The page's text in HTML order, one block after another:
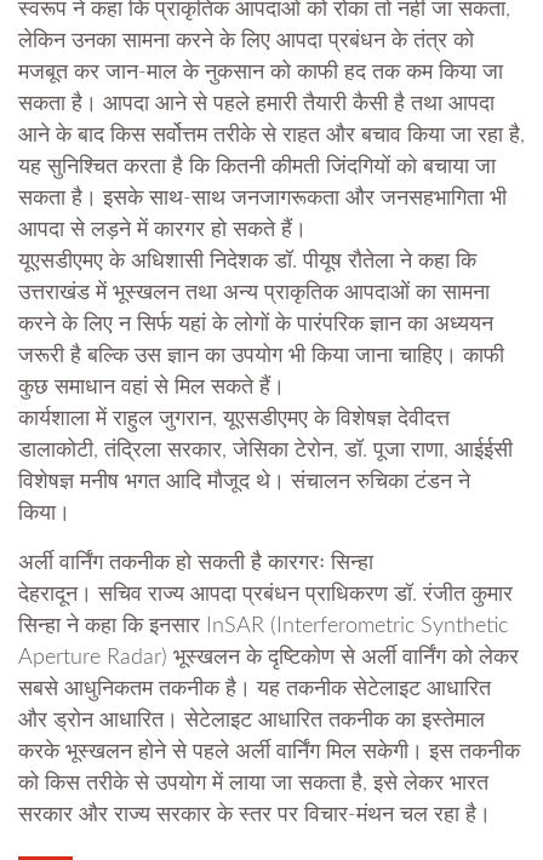
स्वरूप ने कहा कि प्राकृतिक आपदाओं को रोका तो नहीं जा सकता,
लेकिन उनका सामना करने के लिए आपदा प्रबंधन के तंत्र को
मजबूत कर जान-माल के नुकसान को काफी हद तक कम किया जा
सकता है। आपदा आने से पहले हमारी तैयारी कैसी है तथा आपदा
आने के बाद किस सर्वोत्तम तरीके से राहत और बचाव किया जा रहा है,
यह सुनिश्चित करता है कि कितनी कीमती जिंदगियों को बचाया जा
सकता है। इसके साथ-साथ जनजागरूकता और जनसहभागिता भी
आपदा से लड़ने में कारगर हो सकते हैं।
यूएसडीएमए के अधिशासी निदेशक डॉ. पीयूष रौतेला ने कहा कि
उत्तराखंड में भूस्खलन तथा अन्य प्राकृतिक आपदाओं का सामना
करने के लिए न सिर्फ यहां के लोगों के पारंपरिक ज्ञान का अध्ययन
जरूरी है बल्कि उस ज्ञान का उपयोग भी किया जाना चाहिए। काफी
कुछ समाधान वहां से मिल सकते हैं।
कार्यशाला में राहुल जुगरान, यूएसडीएमए के विशेषज्ञ देवीदत्त
डालाकोटी, तंद्रिला सरकार, जेसिका टेरोन, डॉ. पूजा राणा, आईईसी
विशेषज्ञ मनीष भगत आदि मौजूद थे। संचालन रुचिका टंडन ने
किया।
अर्ली वार्निंग तकनीक हो सकती है कारगरः सिन्हा
देहरादून। सचिव राज्य आपदा प्रबंधन प्राधिकरण डॉ. रंजीत कुमार
सिन्हा ने कहा कि इनसार InSAR (Interferometric Synthetic
Aperture Radar) भूस्खलन के दृष्टिकोण से अर्ली वार्निंग को लेकर
सबसे आधुनिकतम तकनीक है। यह तकनीक सेटेलाइट आधारित
और ड्रोन आधारित। सेटेलाइट आधारित तकनीक का इस्तेमाल
करके भूस्खलन होने से पहले अर्ली वार्निंग मिल सकेगी। इस तकनीक
को किस तरीके से उपयोग में लाया जा सकता है, इसे लेकर भारत
सरकार और राज्य सरकार के स्तर पर विचार-मंथन चल रहा है।